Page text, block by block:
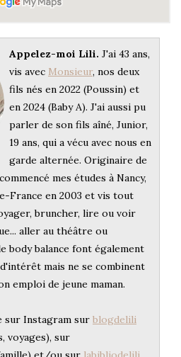
Appelez-moi Lili. J'ai 43 ans,
vis avec Monsieur, nos deux
fils nés en 2022 (Poussin) et
en 2024 (Baby A). J'ai aussi pu
parler de son fils aîné, Junior,
19 ans, qui a vécu avec nous en
garde alternée. Originaire de
mes études à Nancy,
France en 2003 et vis tout
bruncher, lire ou voir
aller au théâtre ou
body balance font également
mais ne se combinent
emploi de jeune maman.
sur Instagram sur blogdelili
voyages), sur